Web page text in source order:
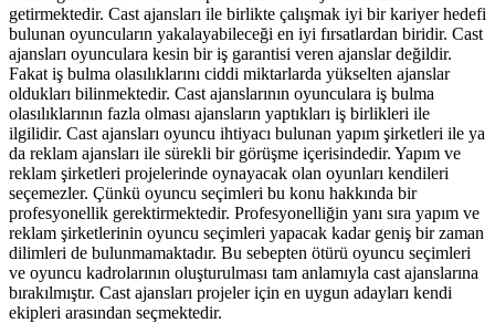
getirmektedir. Cast ajansları ile birlikte çalışmak iyi bir kariyer hedefi
bulunan oyuncuların yakalayabileceği en iyi fırsatlardan biridir. Cast
ajansları oyunculara kesin bir iş garantisi veren ajanslar değildir.
Fakat iş bulma olasılıklarını ciddi miktarlarda yükselten ajanslar
oldukları bilinmektedir. Cast ajanslarının oyunculara iş bulma
olasılıklarının fazla olması ajansların yaptıkları iş birlikleri ile
ilgilidir. Cast ajansları oyuncu ihtiyacı bulunan yapım şirketleri ile ya
da reklam ajansları ile sürekli bir görüşme içerisindedir. Yapım ve
reklam şirketleri projelerinde oynayacak olan oyunları kendileri
seçemezler. Çünkü oyuncu seçimleri bu konu hakkında bir
profesyonellik gerektirmektedir. Profesyonelliğin yanı sıra yapım ve
reklam şirketlerinin oyuncu seçimleri yapacak kadar geniş bir zaman
dilimleri de bulunmamaktadır. Bu sebepten ötürü oyuncu seçimleri
ve oyuncu kadrolarının oluşturulması tam anlamıyla cast ajanslarına
bırakılmıştır. Cast ajansları projeler için en uygun adayları kendi
ekipleri arasından seçmektedir.